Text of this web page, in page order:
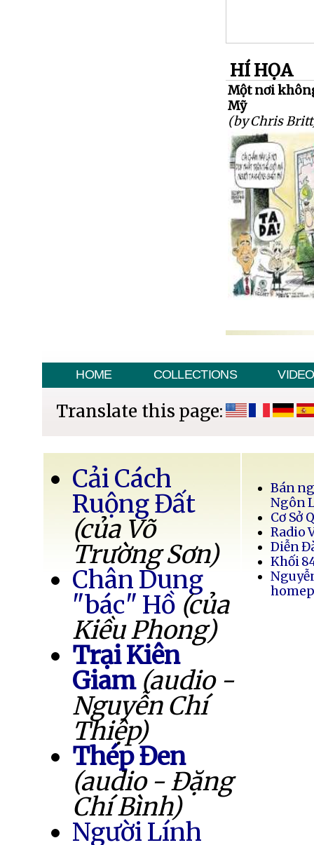
HÍ HỌA
Một nơi
Mỹ
(by Chris
HOME COLLECTIONS VIDEO
Translate this page:
Cải Cách
Ruộng Đất
(của Võ
Trường Sơn)
Chân Dung
"bác" Hồ (của
Kiều Phong)
Trại Kiên
Giam (audio -
Nguyễn Chí
Thiệp)
Thép Đen
(audio - Đặng
Chí Bình)
Người Lính
Bán
Ngôn
Cơ Sở
Radio
Diễn
Khối